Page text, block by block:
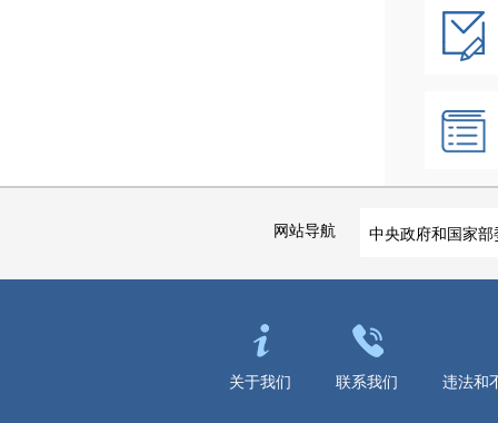
网站导航 中央政府和国家部
关于我们 联系我们 违法和